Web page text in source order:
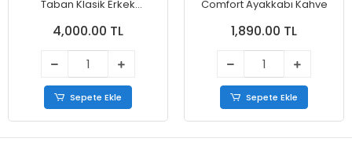
Taban Klasik Erkek
4,000.00 TL
Sepete Ekle
Comfort Ayakkabı Kahve
1,890.00 TL
Sepete Ekle